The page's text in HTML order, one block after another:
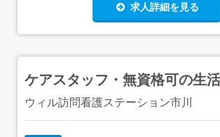
求人詳細を見る
ケアスタッフ・無資格可の生
ウィル訪問看護ステーション市川